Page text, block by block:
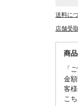
送料に
店舗受
商
「
金
客
こ